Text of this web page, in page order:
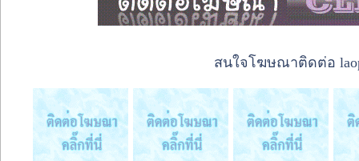
สนใจโฆษณาติดต่อ